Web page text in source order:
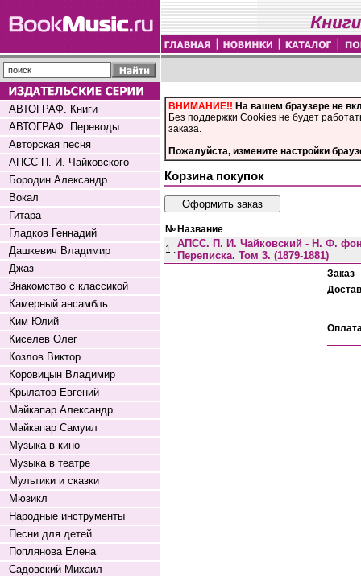
АВТОГРАФ. Книги
АВТОГРАФ. Переводы
Авторская песня
АПСС П. И. Чайковского
Бородин Александр
Вокал
Гитара
Гладков Геннадий
Дашкевич Владимир
Джаз
Знакомство с классикой
Камерный ансамбль
Ким Юлий
Киселев Олег
Козлов Виктор
Коровицын Владимир
Крылатов Евгений
Майкапар Александр
Майкапар Самуил
Музыка в кино
Музыка в театре
Мультики и сказки
Мюзикл
Народные инструменты
Песни для детей
Поплянова Елена
Садовский Михаил
ВНИМАНИЕ!! На вашем браузере не
Без поддержки Cookies не будет
заказа.
Пожалуйста, измените настройки
Корзина покупок
№ Название
1 .АПСС. П. И. Чайковский - Н. Ф.
Переписка. Том 3. (1879-1881)
Заказ